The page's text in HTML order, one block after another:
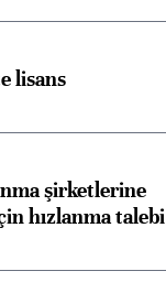
lisans
şirketlerine
hızlanma talebi